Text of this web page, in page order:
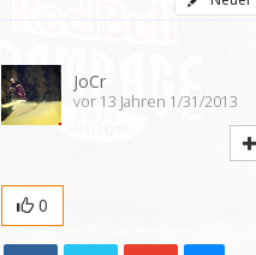
JoCr
vor 13 Jahren 1/31/2013
0